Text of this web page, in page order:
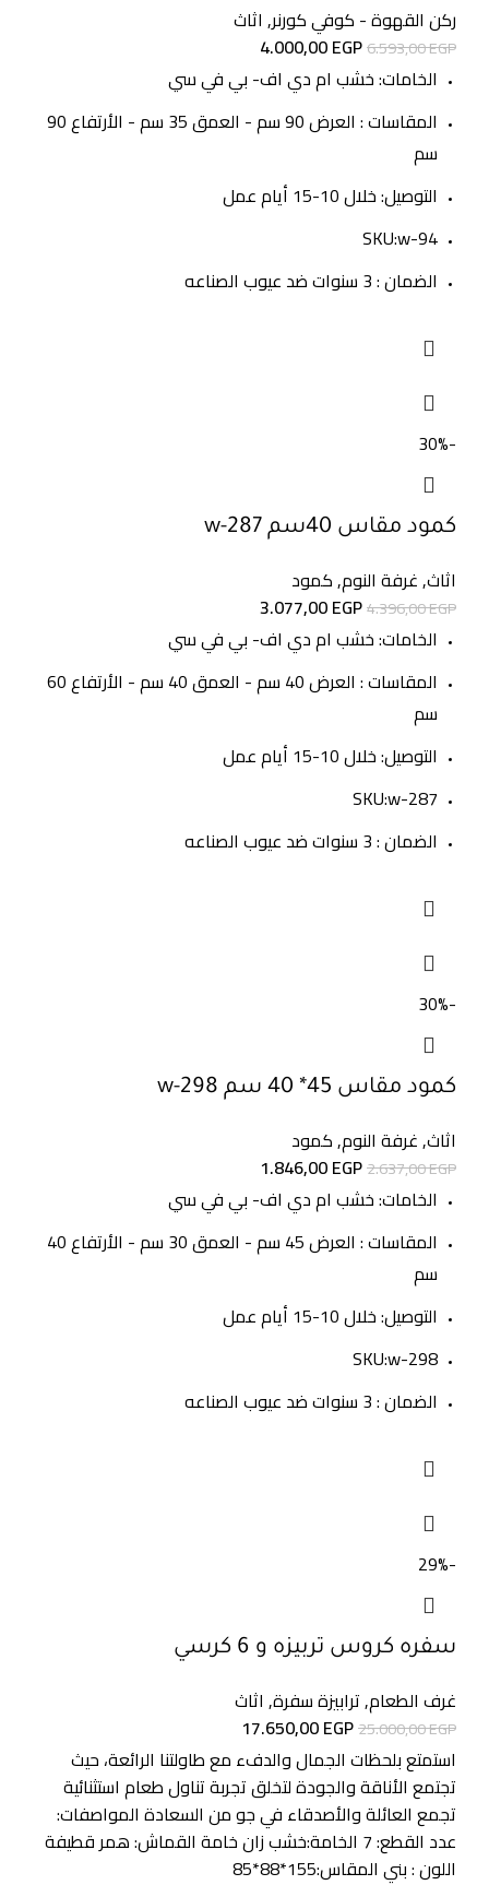
ركن القهوة - كوفي كورنر, اثاث
6.593,00EGP
4.000,00EGP
الخامات: خشب ام دي اف- بي في سي
المقاسات : العرض 90 سم - العمق 35 سم - الأرتفاع 90
سم
التوصيل: خلال 10-15 أيام عمل
SKU:w-94
الضمان : 3 سنوات ضد عيوب الصناعه
-30%
كمود مقاس 40سم w-287
اثاث,غرفة النوم,كمود
4.396,00EGP
3.077,00EGP
الخامات: خشب ام دي اف- بي في سي
المقاسات : العرض 40 سم - العمق 40 سم - الأرتفاع 60
سم
التوصيل: خلال 10-15 أيام عمل
SKU:w-287
الضمان : 3 سنوات ضد عيوب الصناعه
-30%
كمود مقاس 45* 40 سم w-298
اثاث,غرفة النوم,كمود
2.637,00EGP
1.846,00EGP
الخامات: خشب ام دي اف- بي في سي
المقاسات : العرض 45 سم - العمق 30 سم - الأرتفاع 40
سم
التوصيل: خلال 10-15 أيام عمل
SKU:w-298
الضمان : 3 سنوات ضد عيوب الصناعه
-29%
سفره كروس تربيزه و 6 كرسي
غرف الطعام,ترابيزة سفرة, اثاث
25.000,00EGP
17.650,00EGP
استمتع بلحظات الجمال والدفء مع طاولتنا الرائعة، حيث
تجتمع الأناقة والجودة لتخلق تجربة تناول طعام استثنائية
تجمع العائلة والأصدقاء في جو من السعادة المواصفات:
عدد القطع: 7 الخامة:خشب زان خامة القماش: همر قطيفة
اللون : بني المقاس:155*88*85